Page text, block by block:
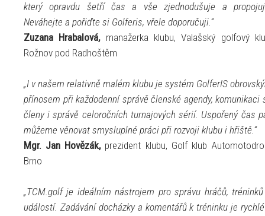
který opravdu šetří čas a vše zjednodušuje a
Neváhejte a pořiďte si Golferis, vřele doporučuji.“
Zuzana Hrabalová, manažerka klubu, Valašský golfový
Rožnov pod Radhoštěm
„I v našem relativně malém klubu je systém GolferIS
přínosem při každodenní správě členské agendy, komunikaci
členy i správě celoročních turnajových sérií. Uspořený čas
můžeme věnovat smysluplné práci při rozvoji klubu i hřiště.“
Mgr. Jan Hovězák, prezident klubu, Golf klub
Brno
„TCM.golf je ideálním nástrojem pro správu hráčů,
událostí. Zadávání docházky a komentářů k tréninku je